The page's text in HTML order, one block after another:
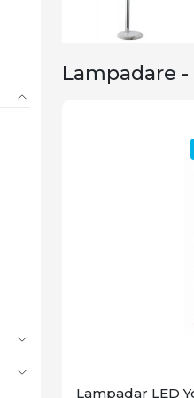
Lampadare -
Lampadar LED